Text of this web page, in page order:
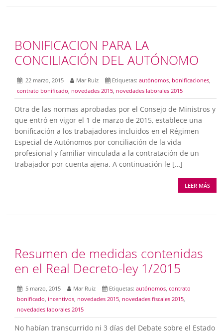
BONIFICACION PARA LA
CONCILIACIÓN DEL AUTÓNOMO
22 marzo, 2015 Mar Ruiz Etiquetas:autónomos bonificaciones
contrato bonificado novedades 2015 novedades laborales 2015
Otra de las normas aprobadas por el Consejo de Ministros y
que entró en vigor el 1 de marzo de 2015, establece una
bonificación a los trabajadores incluidos en el Régimen
Especial de Autónomos por conciliación de la vida
profesional y familiar vinculada a la contratación de un
trabajador por cuenta ajena. A continuación le […]
LEER MÁS
Resumen de medidas contenidas
en el Real Decreto-ley 1/2015
5 marzo, 2015 Mar Ruiz Etiquetas:autónomos ,contrato
bonificado incentivos novedades 2015 novedades fiscales 2015
novedades laborales 2015
No habían transcurrido ni 3 días del Debate sobre el Estado